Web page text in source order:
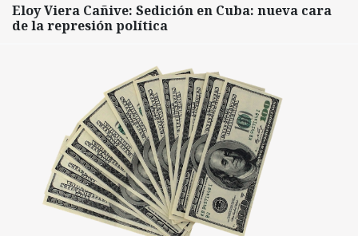
Eloy Viera Cañive: Sedición en Cuba: nueva cara
de la represión política